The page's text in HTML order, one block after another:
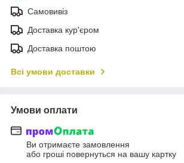
Самовивіз
Доставка кур'єром
Доставка поштою
Всі умови доставки
Умови оплати
Ви отримаєте замовлення
або гроші повернуться на вашу картку